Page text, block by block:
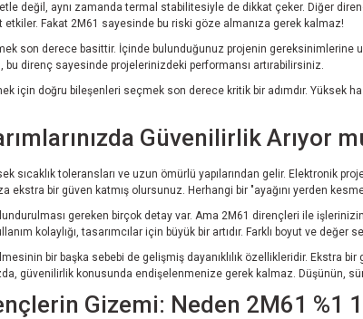
değil, aynı zamanda termal stabilitesiyle de dikkat çeker. Diğer
etkiler. Fakat 2M61 sayesinde bu riski göze almanıza gerek kalmaz!
son derece basittir. İçinde bulunduğunuz projenin
bu direnç sayesinde projelerinizdeki performansı artırabilirsiniz.
için doğru bileşenleri seçmek son derece kritik bir adımdır.
Güvenilirlik Arıyor
sıcaklık toleransları ve uzun ömürlü yapılarından gelir. Elektronik
ekstra bir güven katmış olursunuz. Herhangi bir "ayağını yerden
gereken birçok detay var. Ama 2M61 dirençleri ile
kolaylığı, tasarımcılar için büyük bir artıdır. Farklı boyut ve
bir başka sebebi de gelişmiş dayanıklılık özellikleridir. Ekstra
güvenilirlik konusunda endişelenmenize gerek kalmaz. Düşünün,
Gizemi: Neden 2M61 %1